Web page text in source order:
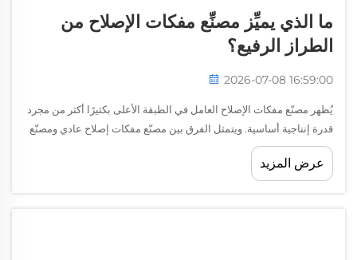
ما الذي يميِّز مصنِّع مفكات الإصلاح من
الطراز الرفيع؟
2026-07-08 16:59:00
يُظهر مصنّع مفكات الإصلاح العامل في الطبقة الأعلى بكثيرًا أكثر من مجرد
قدرة إنتاجية أساسية. ويتمثل الفرق بين مصنّع مفكات إصلاح عادي ومصنّع
استثنائي حقًّا في هندسة الدقة، والابتكار التكنولوجي المتقدّم، وعمليات
التصنيع المتطوّرة...
عرض المزيد